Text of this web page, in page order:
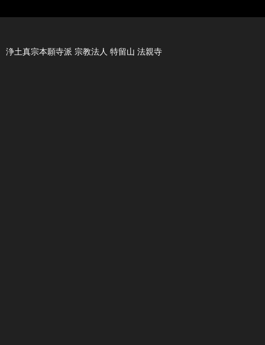
浄土真宗本願寺派 宗教法人 特留山 法親寺